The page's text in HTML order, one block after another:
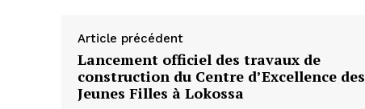
Article précédent
Lancement officiel des travaux de
construction du Centre d’Excellence des
Jeunes Filles à Lokossa